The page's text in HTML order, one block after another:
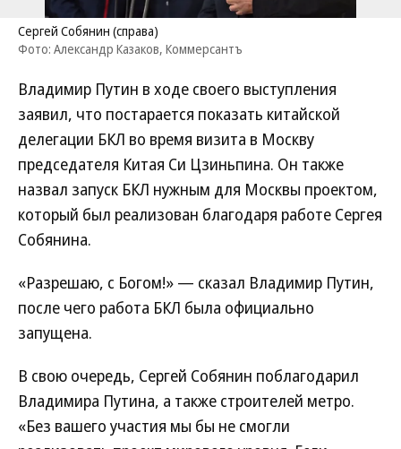
Сергей Собянин (справа)
Фото: Александр Казаков, Коммерсантъ
Владимир Путин в ходе своего выступления
заявил, что постарается показать китайской
делегации БКЛ во время визита в Москву
председателя Китая Си Цзиньпина. Он также
назвал запуск БКЛ нужным для Москвы проектом,
который был реализован благодаря работе Сергея
Собянина.
«Разрешаю, с Богом!» — сказал Владимир Путин,
после чего работа БКЛ была официально
запущена.
В свою очередь, Сергей Собянин поблагодарил
Владимира Путина, а также строителей метро.
«Без вашего участия мы бы не смогли